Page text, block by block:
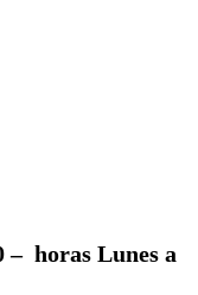
– horas Lunes a